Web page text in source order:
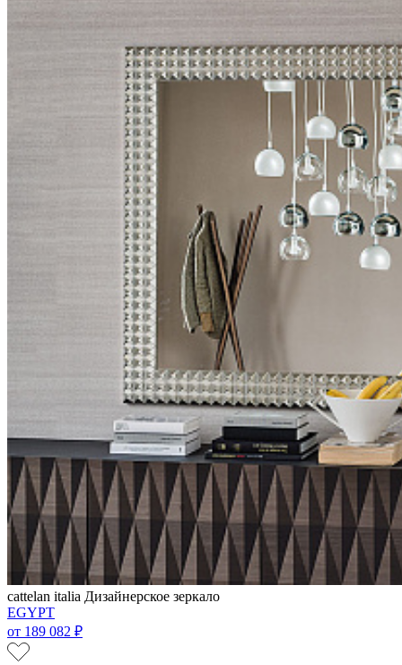
cattelan italia Дизайнерское зеркало
EGYPT
от 189 082 ₽